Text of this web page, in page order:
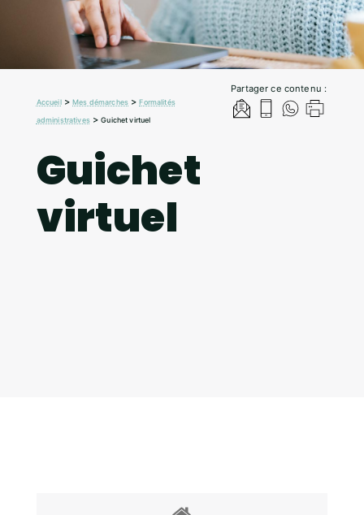
Partager ce contenu :
Accueil>Mes démarches >Formalités
administratives>Guichet virtuel
Guichet
virtuel